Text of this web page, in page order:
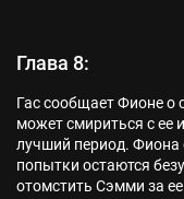
Глава 8:
Гас сообщает Фионе о
может смириться с ее
лучший период. Фиона
попытки остаются
отомстить Сэмми за